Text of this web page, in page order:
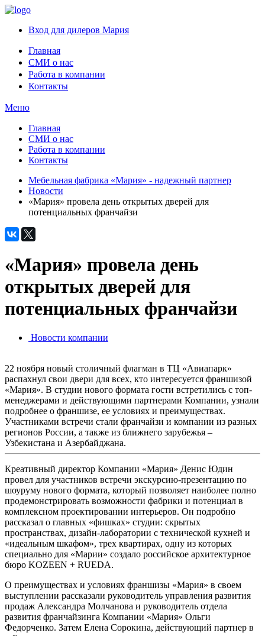
Вход для дилеров Мария
Главная
СМИ о нас
Работа в компании
Контакты
Меню
Главная
СМИ о нас
Работа в компании
Контакты
Мебельная фабрика «Мария» - надежный партнер
Новости
«Мария» провела день открытых дверей для
потенциальных франчайзи
«Мария» провела день
открытых дверей для
потенциальных франчайзи
Новости компании
22 ноября новый столичный флагман в ТЦ «Авиапарк»
распахнул свои двери для всех, кто интересуется франшизой
«Мария». В студии нового формата гости встретились с топ-
менеджерами и действующими партнерами Компании, узнали
подробнее о франшизе, ее условиях и преимуществах.
Участниками встречи стали франчайзи и компании из разных
регионов России, а также из ближнего зарубежья –
Узбекистана и Азербайджана.
Креативный директор Компании «Мария» Денис Юдин
провел для участников встречи экскурсию-презентацию по
шоуруму нового формата, который позволяет наиболее полно
продемонстрировать возможности фабрики и потенциал в
комплексном проектировании интерьеров. Он подробно
рассказал о главных «фишках» студии: скрытых
пространствах, дизайн-лаборатории с технической кухней и
«идеальным шкафом», трех квартирах, одну из которых
специально для «Марии» создало российское архитектурное
бюро KOZEEN + RUEDA.
О преимуществах и условиях франшизы «Мария» в своем
выступлении рассказали руководитель управления развития
продаж Александра Молчанова и руководитель отдела
развития франчайзинга Компании «Мария» Ольги
Федорченко. Затем Елена Сорокина, действующий партнер в